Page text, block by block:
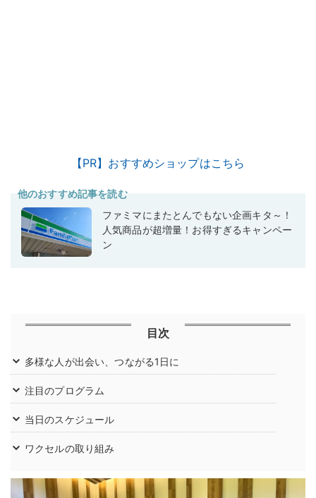
【PR】おすすめショップはこちら
他のおすすめ記事を読む
ファミマにまたとんでもない企画キタ～！
人気商品が超増量！お得すぎるキャンペー
ン
目次
多様な人が出会い、つながる1日に
注目のプログラム
当日のスケジュール
ワクセルの取り組み